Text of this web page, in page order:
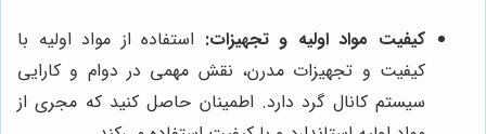
کیفیت مواد اولیه و تجهیزات: استفاده از مواد اولیه با
کیفیت و تجهیزات مدرن، نقش مهمی در دوام و کارایی
سیستم کانال گرد دارد. اطمینان حاصل کنید که مجری از